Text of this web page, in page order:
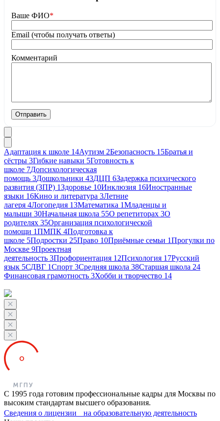
Ваше ФИО*
Email (чтобы получать ответы)
Комментарий
Отправить
Адаптация к школе 14Аутизм 2Безопасность 15Братья и
сёстры 3Гибкие навыки 5Готовность к
школе 7Допсихологическая
помощь 3Дошкольники 43ДЦП 6Задержка психического
развития (ЗПР) 1Здоровье 10Инклюзия 16Иностранные
языки 16Кино и литература 3Летние
лагеря 4Логопедия 13Математика 1Младенцы и
малыши 30Начальная школа 55О репетиторах 3О
родителях 35Организация психологической
помощи 1ПМПК 4Подготовка к
школе 5Подростки 25Право 10Приёмные семьи 1Прогулки по
Москве 9Проектная
деятельность 3Профориентация 12Психология 17Русский
язык 5СДВГ 1Спорт 3Средняя школа 38Старшая школа 24
Финансовая грамотность 3Хобби и творчество 14
С 1995 года готовим профессиональные кадры для Москвы по
высоким стандартам высшего образования.
Сведения о лицензии на образовательную деятельность